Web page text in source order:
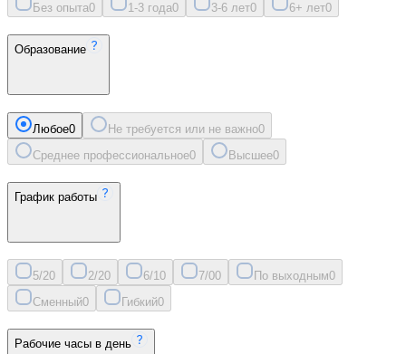
Без опыта0 1-3 года0 3-6 лет0 6+ лет0
Образование
Любое0 Не требуется или не важно0
Среднее профессиональное0 Высшее0
График работы
5/20 2/20 6/10 7/00 По выходным0
Сменный0 Гибкий0
Рабочие часы в день